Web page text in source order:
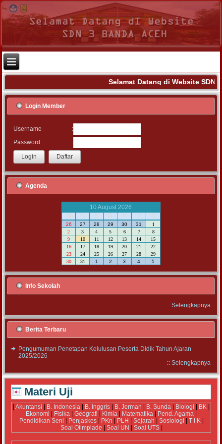
Selamat Datang di Website SDN
Login Member
Username
:
Password
:
Agenda
10 August 2026
M
S S R K J S
26 27 28 29 30 31
1
2
3 4 5 6 7
8
9
10 11 12 13 14
15
16
17 18 19 20 21
22
23
24 25 26 27 28
29
30
31 1 2 3 4 5
Info Sekolah
:: Selengkapnya
Berita Terbaru
Pengumuman Penetapan Kelulusan Peserta Didik Tahun Ajaran
2025/2026
:: Selengkapnya
Materi Uji
|Akuntansi B. Indonesia B. Inggris B. Jerman B. Sunda Biologi BK
Ekonomi
Fisika |Geografi Kimia Matematika Pend. Agama
Pendidikan Seni
Penjaskes| PKn PLH Sejarah Sosiologi T I K|
Soal Olimpiade
Soal UN Soal UTS|